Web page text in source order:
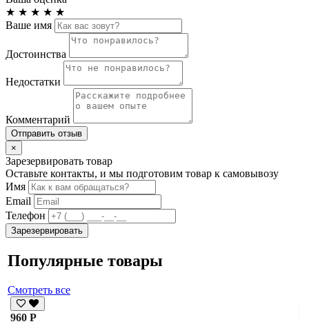
★ ★ ★ ★ ★
Ваше имя
Достоинства
Недостатки
Комментарий
Отправить отзыв
×
Зарезервировать товар
Оставьте контакты, и мы подготовим товар к самовывозу
Имя
Email
Телефон
Зарезервировать
Популярные товары
Смотреть все
960 Р